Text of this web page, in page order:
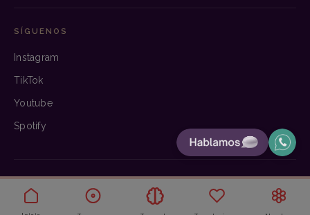
SÍGUENOS
Instagram
TikTok
Youtube
Spotify
© 2026 Bloom. Hecho con criterio.
Aviso legal
Privacidad Cookies